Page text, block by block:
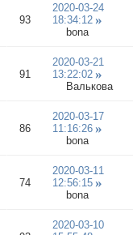
93
2020-03-24
18:34:12
bona
91
2020-03-21
13:22:02
Валькова
86
2020-03-17
11:16:26
bona
74
2020-03-11
12:56:15
bona
2020-03-10